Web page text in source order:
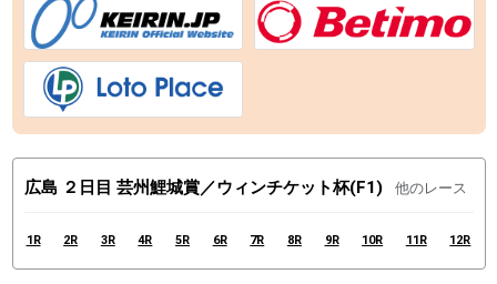
広島 ２日目 芸州鯉城賞／ウィンチケット杯(F1) 他のレース
1R 2R 3R 4R 5R 6R 7R 8R 9R 10R 11R 12R